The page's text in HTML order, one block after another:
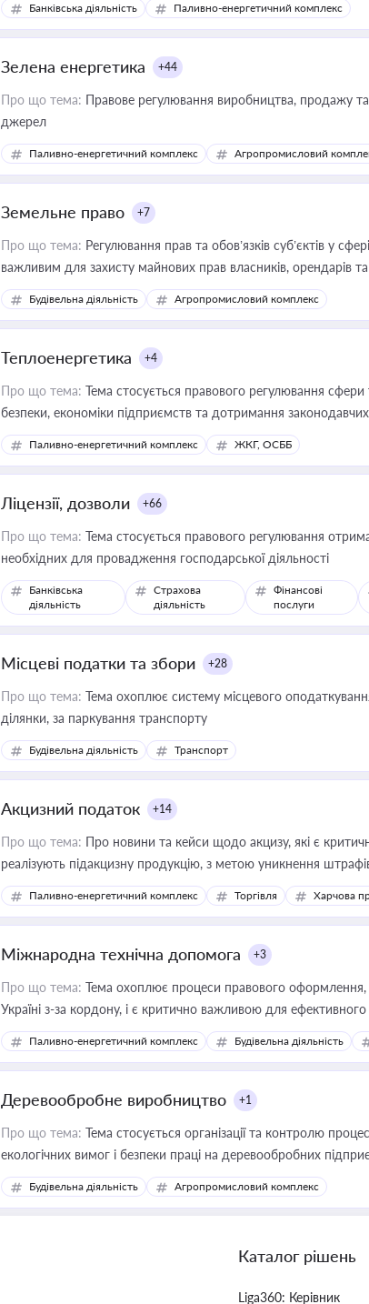
Банківська діяльність Паливно-енергетичний комплекс
Зелена енергетика +44
Про що тема: Правове регулювання виробництва, продажу та
джерел
Паливно-енергетичний комплекс Агропромисловий
Земельне право +7
Про що тема: Регулювання прав та обов’язків суб’єктів у
важливим для захисту майнових прав власників, орендарів
ресурсами
Будівельна діяльність Агропромисловий комплекс
Теплоенергетика +4
Про що тема: Тема стосується правового регулювання
безпеки, економіки підприємств та дотримання
Паливно-енергетичний комплекс ЖКГ, ОСББ
Ліцензії, дозволи +66
Про що тема: Тема стосується правового регулювання
необхідних для провадження господарської діяльності
Банківська
діяльність
Страхова
діяльність
Фінансові
послуги
Місцеві податки та збори +28
Про що тема: Тема охоплює систему місцевого
ділянки, за паркування транспорту
Будівельна діяльність Транспорт
Акцизний податок +14
Про що тема: Про новини та кейси щодо акцизу, які є
реалізують підакцизну продукцію, з метою уникнення
Паливно-енергетичний комплекс Торгівля Харчова
Міжнародна технічна допомога +3
Про що тема: Тема охоплює процеси правового оформлення,
Україні з-за кордону, і є критично важливою для
інфраструктурних проєктів
Паливно-енергетичний комплекс Будівельна діяльність
Деревообробне виробництво +1
Про що тема: Тема стосується організації та контролю
екологічних вимог і безпеки праці на деревообробних
Будівельна діяльність Агропромисловий комплекс
Каталог рішень
Liga360: Керівник